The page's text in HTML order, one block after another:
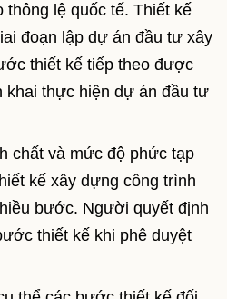
thông lệ quốc tế. Thiết kế
đoạn lập dự án đầu tư xây
thiết kế tiếp theo được
khai thực hiện dự án đầu tư
chất và mức độ phức tạp
kế xây dựng công trình
bước. Người quyết định
thiết kế khi phê duyệt